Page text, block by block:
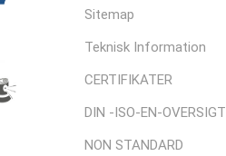
Sitemap
Teknisk Information
CERTIFIKATER
DIN -ISO-EN-OVERSIGT
NON STANDARD